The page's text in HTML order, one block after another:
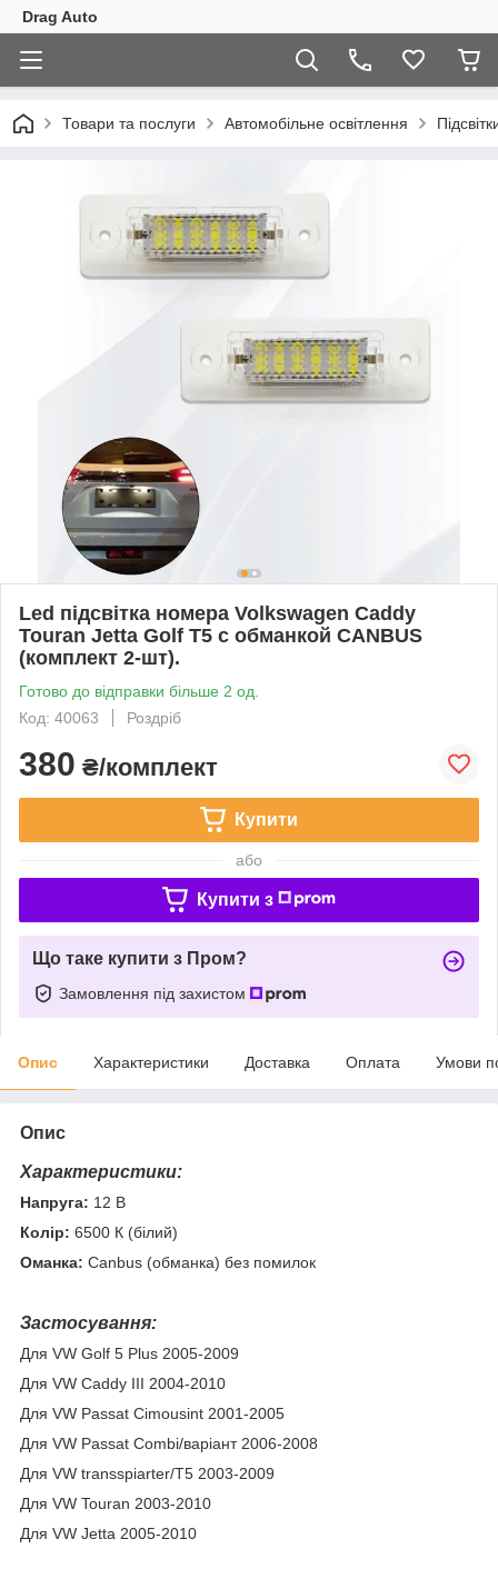
Drag Auto
Товари та послуги Автомобільне освітлення
Led підсвітка номера Volkswagen Caddy
Touran Jetta Golf T5 с обманкой CANBUS
(комплект 2-шт).
Готово до відправки більше 2 од.
Код: 40063
Роздріб
380 ₴/комплект
Купити
або
Купити з
Що таке купити з Пром?
Замовлення під захистом
Опис Характеристики Доставка Оплата Умови
Опис
Характеристики:
Напруга: 12 В
Колір: 6500 К (білий)
Оманка: Canbus (обманка) без помилок
Застосування:
Для VW Golf 5 Plus 2005-2009
Для VW Caddy III 2004-2010
Для VW Passat Cimousint 2001-2005
Для VW Passat Combi/варіант 2006-2008
Для VW transspiarter/T5 2003-2009
Для VW Touran 2003-2010
Для VW Jetta 2005-2010